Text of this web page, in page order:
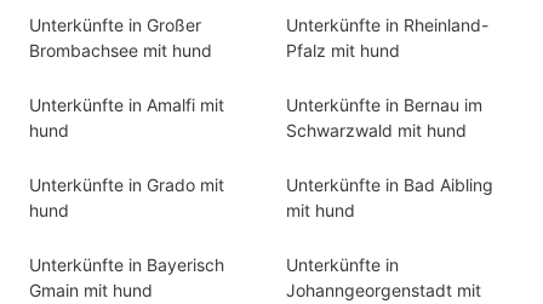
Unterkünfte in Großer
Brombachsee mit hund
Unterkünfte in Rheinland-
Pfalz mit hund
Unterkünfte in Amalfi mit
hund
Unterkünfte in Bernau im
Schwarzwald mit hund
Unterkünfte in Grado mit
hund
Unterkünfte in Bad Aibling
mit hund
Unterkünfte in Bayerisch
Gmain mit hund
Unterkünfte in
Johanngeorgenstadt mit